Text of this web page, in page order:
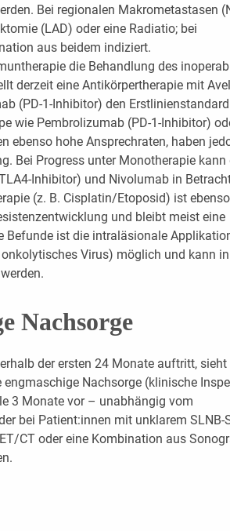
Bei regionalen Makrometastasen
(LAD) oder eine Radiatio; bei
aus beidem indiziert.
die Behandlung des
derzeit eine Antikörpertherapie mit
(PD-1-Inhibitor) den
wie Pembrolizumab (PD-1-Inhibitor)
ebenso hohe Ansprechraten, haben
Bei Progress unter Monotherapie kann
Inhibitor) und Nivolumab in
(z. B. Cisplatin/Etoposid) ist ebenso
und bleibt meist eine
Befunde ist die intraläsionale
Virus) möglich und kann in
Nachsorge
der ersten 24 Monate auftritt, sieht
Nachsorge (klinische
3 Monate vor – unabhängig vom
bei Patient:innen mit unklarem SLNB-
CT oder eine Kombination aus